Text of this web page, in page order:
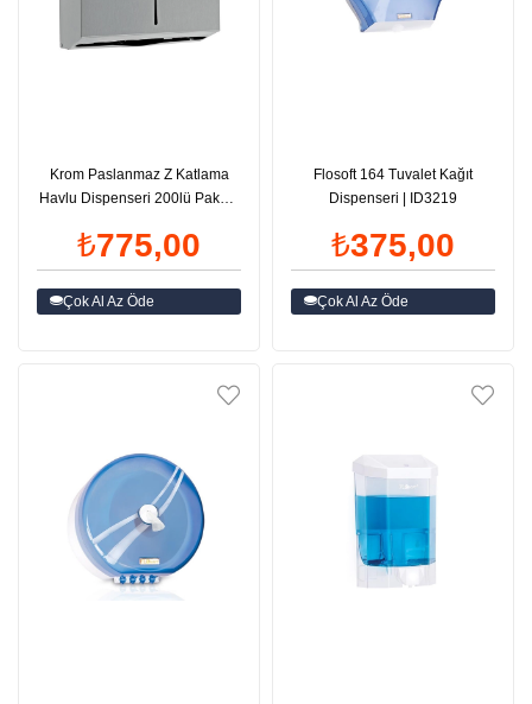
Krom Paslanmaz Z Katlama
Havlu Dispenseri 200lü Paket |
₺775,00
Çok Al Az Öde
Flosoft 164 Tuvalet Kağıt
Dispenseri | ID3219
₺375,00
Çok Al Az Öde